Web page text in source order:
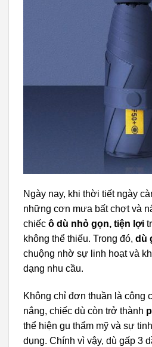
Ngày nay, khi thời tiết ngày
những cơn mưa bất chợt và
chiếc ô dù nhỏ gọn, tiện lợi
không thể thiếu. Trong đó, dù
chuộng nhờ sự linh hoạt và
dạng nhu cầu.
Không chỉ đơn thuần là công
nắng, chiếc dù còn trở thành
thể hiện gu thẩm mỹ và sự
dụng. Chính vì vậy, dù gấp 3